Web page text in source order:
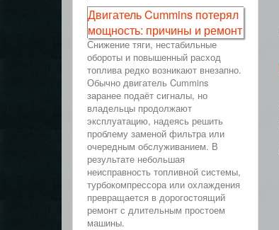
Двигатель Cummins потерял
мощность: причины и ремонт
Снижение тяги, нестабильные
обороты и повышенный расход
топлива редко возникают внезапно.
Обычно двигатель Cummins
заранее подаёт сигналы, но
владельцы продолжают
эксплуатацию, надеясь решить
проблему заменой фильтра или
очередным обслуживанием. В
результате небольшая
неисправность топливной системы,
турбокомпрессора или охлаждения
превращается в дорогостоящий
ремонт с длительным простоем
машины.